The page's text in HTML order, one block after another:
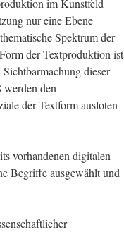
im Kunstfeld
nur eine Ebene
Spektrum der
der Textproduktion ist
dieser
den
der Textform ausloten
vorhandenen digitalen
Begriffe ausgewählt und